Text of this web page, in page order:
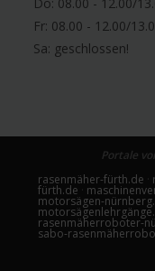
Fr: 08.00 - 12.00/
Sa: geschlossen!
Portale
rasenmäher-fürth.de
fürth.de
motorsägen-
rasenmäherroboter-
sabo-